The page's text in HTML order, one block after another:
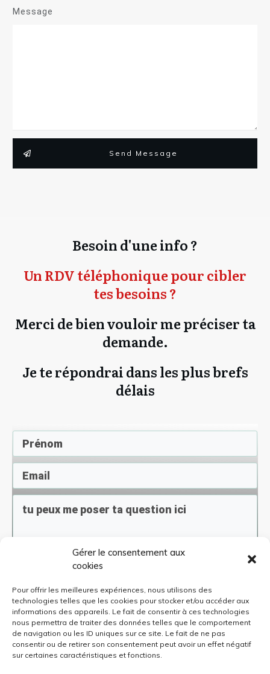
Gérer le consentement aux
cookies
Pour offrir les meilleures expériences, nous utilisons des
technologies telles que les cookies pour stocker et/ou accéder aux
informations des appareils. Le fait de consentir à ces technologies
nous permettra de traiter des données telles que le comportement
de navigation ou les ID uniques sur ce site. Le fait de ne pas
consentir ou de retirer son consentement peut avoir un effet négatif
sur certaines caractéristiques et fonctions.
Message
Send Message
Besoin d'une info ?
Un RDV téléphonique pour cibler
tes besoins ?
Merci de bien vouloir me préciser ta
demande.
Je te répondrai dans les plus brefs
délais
En soumettant ce formulaire, j'accepte de
recevoir des infos sur les offres de
me désinscrire
Envoyer